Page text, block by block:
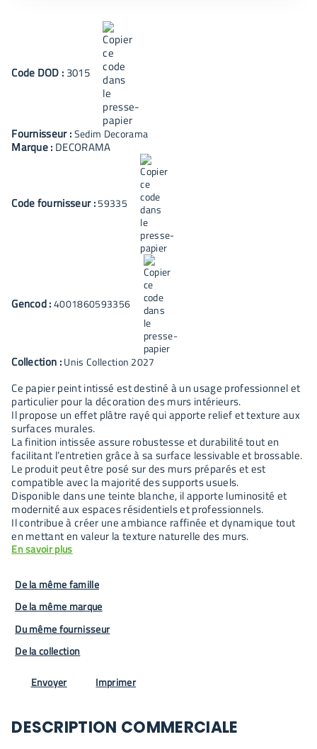
Code DOD : 3015
Fournisseur :Sedim Decorama
Marque : DECORAMA
Code fournisseur :59335
Gencod :4001860593356
Collection :Unis Collection 2027
Ce papier peint intissé est destiné à un usage professionnel et
particulier pour la décoration des murs intérieurs.
Il propose un effet plâtre rayé qui apporte relief et texture aux
surfaces murales.
La finition intissée assure robustesse et durabilité tout en
facilitant l’entretien grâce à sa surface lessivable et brossable.
Le produit peut être posé sur des murs préparés et est
compatible avec la majorité des supports usuels.
Disponible dans une teinte blanche, il apporte luminosité et
modernité aux espaces résidentiels et professionnels.
Il contribue à créer une ambiance raffinée et dynamique tout
en mettant en valeur la texture naturelle des murs.
En savoir plus
De la même famille
De la même marque
Du même fournisseur
De la collection
Envoyer Imprimer
DESCRIPTION COMMERCIALE